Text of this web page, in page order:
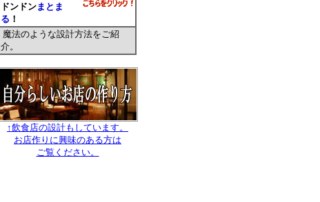
ドンドンまとま
る ！
魔法のような設計方法をご紹
介。
↑飲食店の設計もしています。
お店作りに興味のある方は
ご覧ください。